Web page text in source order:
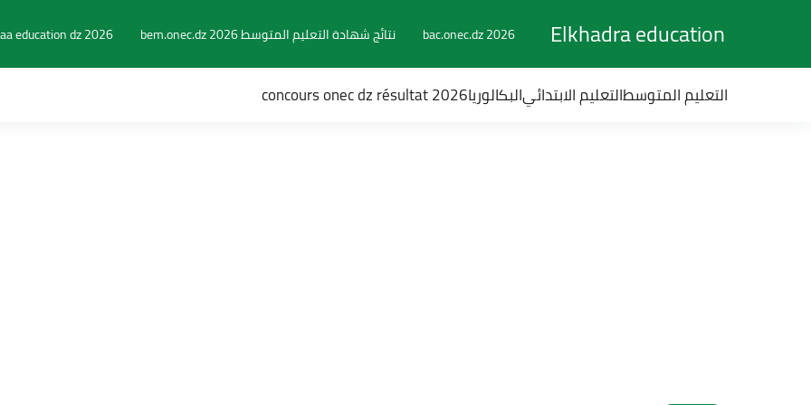
Elkhadra education
bac.onec.dz 2026 نتائج شهادة التعليم المتوسط 2026 bem.onec.dz education dz 2026
التعليم المتوسطالتعليم الابتدائيالبكالورياconcours onec dz résultat 2026